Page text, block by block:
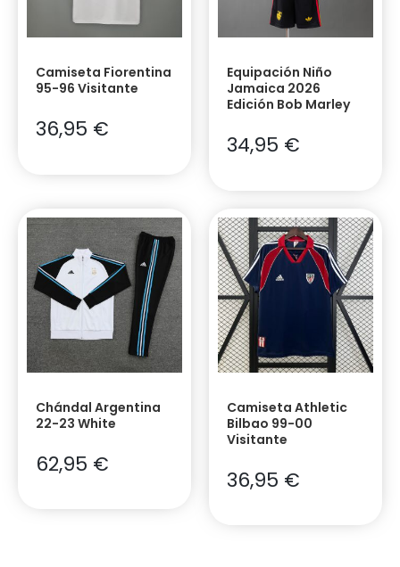
Camiseta Fiorentina
95-96 Visitante
36,95 €
Equipación Niño
Jamaica 2026
Edición Bob Marley
34,95 €
Chándal Argentina
22-23 White
62,95 €
Camiseta Athletic
Bilbao 99-00
Visitante
36,95 €